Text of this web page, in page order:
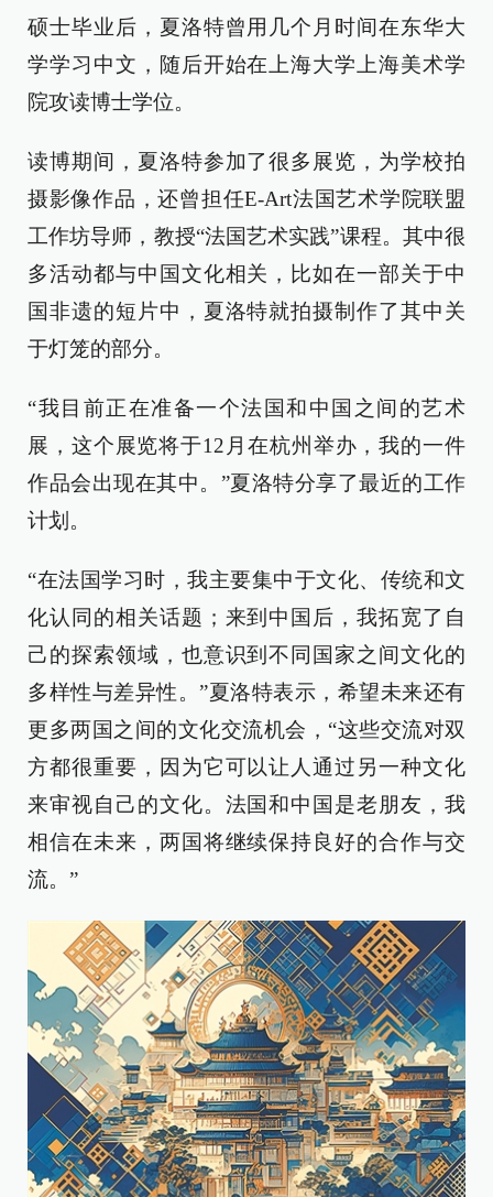
硕士毕业后，夏洛特曾用几个月时间在东华大
学学习中文，随后开始在上海大学上海美术学
院攻读博士学位。
读博期间，夏洛特参加了很多展览，为学校拍
摄影像作品，还曾担任E-Art法国艺术学院联盟
工作坊导师，教授“法国艺术实践”课程。其中很
多活动都与中国文化相关，比如在一部关于中
国非遗的短片中，夏洛特就拍摄制作了其中关
于灯笼的部分。
“我目前正在准备一个法国和中国之间的艺术
展，这个展览将于12月在杭州举办，我的一件
作品会出现在其中。”夏洛特分享了最近的工作
计划。
“在法国学习时，我主要集中于文化、传统和文
化认同的相关话题；来到中国后，我拓宽了自
己的探索领域，也意识到不同国家之间文化的
多样性与差异性。”夏洛特表示，希望未来还有
更多两国之间的文化交流机会，“这些交流对双
方都很重要，因为它可以让人通过另一种文化
来审视自己的文化。法国和中国是老朋友，我
相信在未来，两国将继续保持良好的合作与交
流。”